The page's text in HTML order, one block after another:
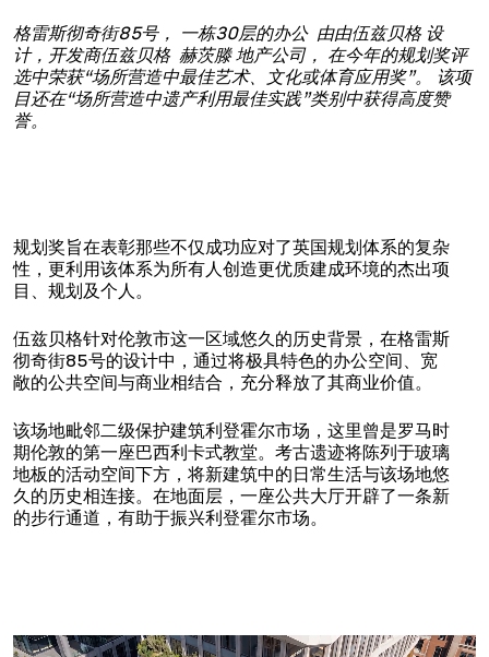
格雷斯彻奇街85号， 一栋30层的办公 由由伍兹贝格 设
计，开发商伍兹贝格 赫茨滕地产公司，
在今年的规划奖评
选中荣获“场所营造中最佳艺术、文化或体育应用奖”。
该项
目还在“场所营造中遗产利用最佳实践”类别中获得高度赞
誉。
规划奖旨在表彰那些不仅成功应对了英国规划体系的复杂
性，更利用该体系为所有人创造更优质建成环境的杰出项
目、规划及个人。
伍兹贝格针对伦敦市这一区域悠久的历史背景，在格雷斯
彻奇街85号的设计中，通过将极具特色的办公空间、宽
敞的公共空间与商业相结合，充分释放了其商业价值。
该场地毗邻二级保护建筑利登霍尔市场，这里曾是罗马时
期伦敦的第一座巴西利卡式教堂。考古遗迹将陈列于玻璃
地板的活动空间下方，将新建筑中的日常生活与该场地悠
久的历史相连接。在地面层，一座公共大厅开辟了一条新
的步行通道，有助于振兴利登霍尔市场。